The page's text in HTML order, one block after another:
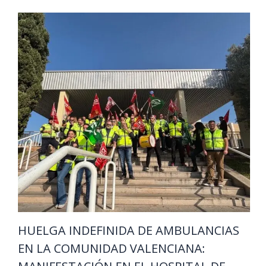
HUELGA INDEFINIDA DE AMBULANCIAS
EN LA COMUNIDAD VALENCIANA: